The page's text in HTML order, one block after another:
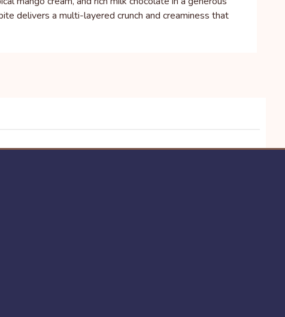
delivers a multi-layered crunch and creaminess that